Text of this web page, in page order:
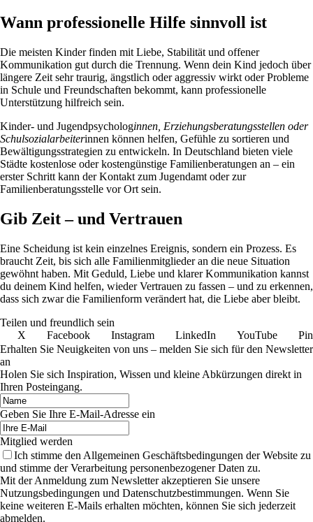
Wann professionelle Hilfe sinnvoll ist
Die meisten Kinder finden mit Liebe, Stabilität und offener
Kommunikation gut durch die Trennung. Wenn dein Kind jedoch über
längere Zeit sehr traurig, ängstlich oder aggressiv wirkt oder Probleme
in Schule und Freundschaften bekommt, kann professionelle
Unterstützung hilfreich sein.
Kinder- und Jugendpsychologinnen, Erziehungsberatungsstellen oder
Schulsozialarbeiterinnen können helfen, Gefühle zu sortieren und
Bewältigungsstrategien zu entwickeln. In Deutschland bieten viele
Städte kostenlose oder kostengünstige Familienberatungen an – ein
erster Schritt kann der Kontakt zum Jugendamt oder zur
Familienberatungsstelle vor Ort sein.
Gib Zeit – und Vertrauen
Eine Scheidung ist kein einzelnes Ereignis, sondern ein Prozess. Es
braucht Zeit, bis sich alle Familienmitglieder an die neue Situation
gewöhnt haben. Mit Geduld, Liebe und klarer Kommunikation kannst
du deinem Kind helfen, wieder Vertrauen zu fassen – und zu erkennen,
dass sich zwar die Familienform verändert hat, die Liebe aber bleibt.
Teilen und freundlich sein
X
Facebook Instagram LinkedIn YouTube
Erhalten Sie Neuigkeiten von uns – melden Sie sich für den Newsletter
an
Holen Sie sich Inspiration, Wissen und kleine Abkürzungen direkt in
Ihren Posteingang.
Geben Sie Ihre E-Mail-Adresse ein
Mitglied werden
Ich stimme den Allgemeinen Geschäftsbedingungen der Website zu
und stimme der Verarbeitung personenbezogener Daten zu.
Mit der Anmeldung zum Newsletter akzeptieren Sie unsere
Nutzungsbedingungen und Datenschutzbestimmungen. Wenn Sie
keine weiteren E-Mails erhalten möchten, können Sie sich jederzeit
abmelden.